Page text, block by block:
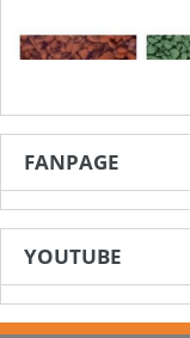
FANPAGE
YOUTUBE